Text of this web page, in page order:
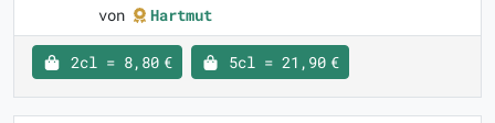
von
Hartmut
2cl = 8,80 € 5cl = 21,90 €